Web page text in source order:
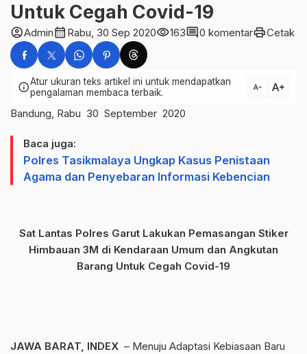
Untuk Cegah Covid-19
account_circleAdmincalendar_month Rabu, 30 Sep 2020visibility163comment0 komentarprintCetak
infoAtur ukuran teks artikel ini untuk mendapatkan
pengalaman membaca terbaik.
text_decrease text_increase
Bandung, Rabu 30 September 2020
Baca juga:
Polres Tasikmalaya Ungkap Kasus Penistaan
Agama dan Penyebaran lnformasi Kebencian
Sat Lantas Polres Garut Lakukan Pemasangan Stiker
Himbauan 3M di Kendaraan Umum dan Angkutan
Barang Untuk Cegah Covid-19
JAWA BARAT, INDEX – Menuju Adaptasi Kebiasaan Baru